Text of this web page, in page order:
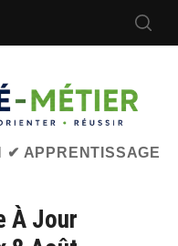
✔ APPRENTISSAGE
À Jour